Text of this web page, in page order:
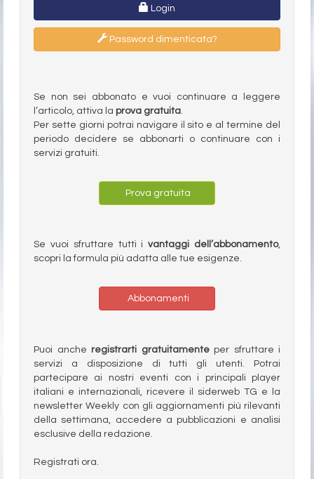
Login
Password dimenticata?
Se non sei abbonato e vuoi continuare a leggere
l’articolo, attiva la prova gratuita.
Per sette giorni potrai navigare il sito e al termine del
periodo decidere se abbonarti o continuare con i
servizi gratuiti.
Prova gratuita
Se vuoi sfruttare tutti ivantaggi dell’abbonamento,
scopri la formula più adatta alle tue esigenze.
Abbonamenti
Puoi anche registrarti gratuitamenteper sfruttare i
servizi a disposizione di tutti gli utenti. Potrai
partecipare ai nostri eventi con i principali player
italiani e internazionali, ricevere il siderweb TG e la
newsletter Weekly con gli aggiornamenti più rilevanti
della settimana, accedere a pubblicazioni e analisi
esclusive della redazione.
Registrati ora.